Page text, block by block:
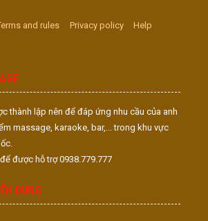
and rules Privacy policy
Help
thành lập nên để đáp ứng nhu cầu của anh
massage, karaoke, bar,... trong khu vực
được hỗ trợ 0938.779.777
DỤNG